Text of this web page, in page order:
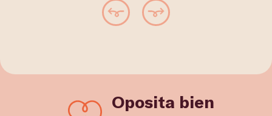
Oposita bien